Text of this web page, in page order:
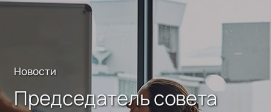
Новости
Председатель совета